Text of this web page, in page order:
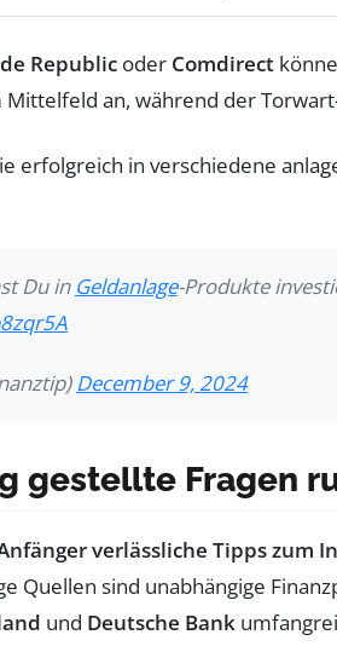
Republic oder Comdirect
Mittelfeld an, während der
Du in Geldanlage-Produkte
December 9, 2024
gestellte Fragen
verlässliche Tipps zum
Quellen sind unabhängige
und Deutsche Bank